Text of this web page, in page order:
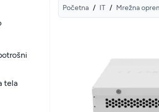
tela
Početna / IT / Mrežna